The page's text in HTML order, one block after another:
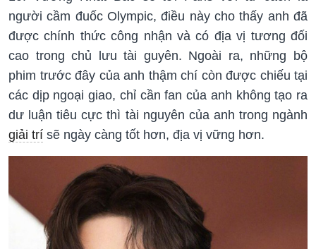
người cầm đuốc Olympic, điều này cho thấy anh đã
được chính thức công nhận và có địa vị tương đối
cao trong chủ lưu tài guyên. Ngoài ra, những bộ
phim trước đây của anh thậm chí còn được chiếu tại
các dịp ngoại giao, chỉ cần fan của anh không tạo ra
dư luận tiêu cực thì tài nguyên của anh trong ngành
giải trí sẽ ngày càng tốt hơn, địa vị vững hơn.